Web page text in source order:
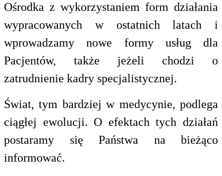
Ośrodka z wykorzystaniem form działania
wypracowanych w ostatnich latach i
wprowadzamy nowe formy usług dla
Pacjentów, także jeżeli chodzi o
zatrudnienie kadry specjalistycznej.
Świat, tym bardziej w medycynie, podlega
ciągłej ewolucji. O efektach tych działań
postaramy się Państwa na bieżąco
informować.